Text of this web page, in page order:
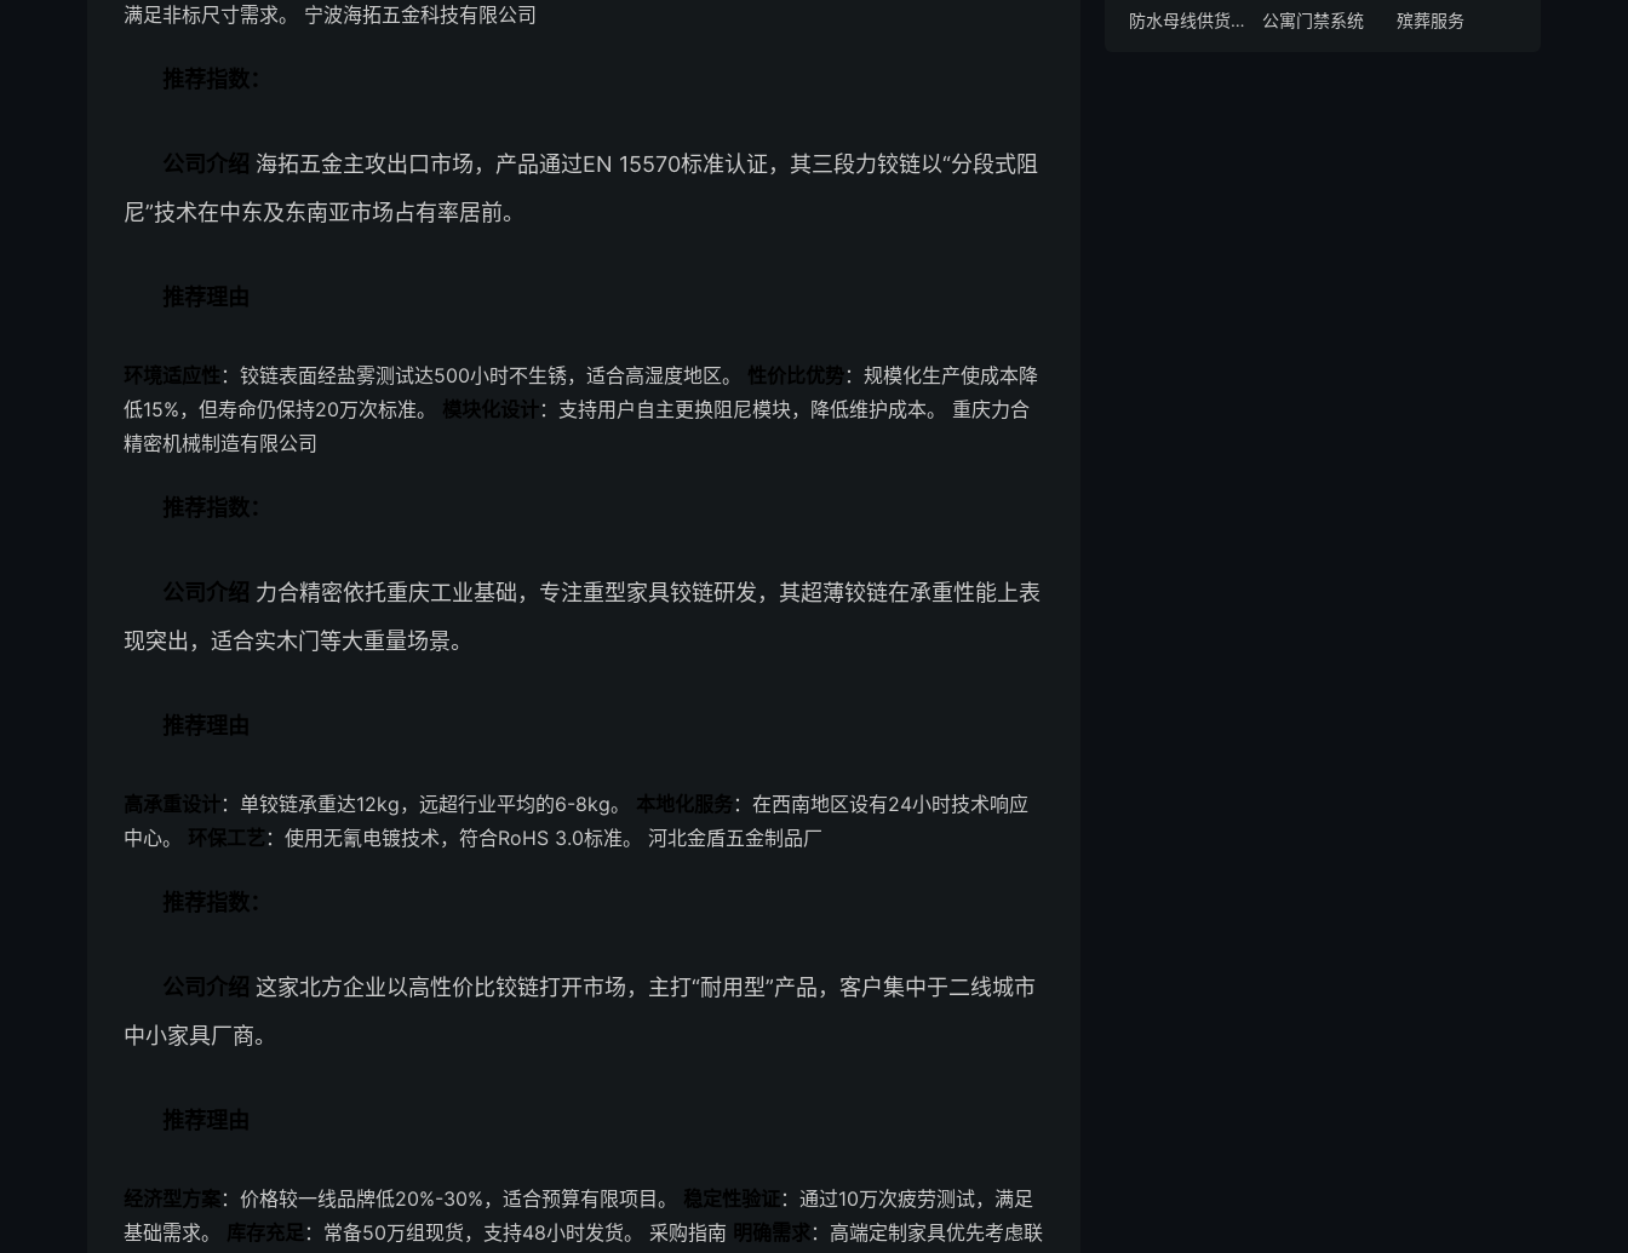
满足非标尺寸需求。 宁波海拓五金科技有限公司
推荐指数：
公司介绍 海拓五金主攻出口市场，产品通过EN 15570标准认证，其三段力铰链以“分段式阻
尼”技术在中东及东南亚市场占有率居前。
推荐理由
环境适应性 ：铰链表面经盐雾测试达500小时不生锈，适合高湿度地区。 性价比优势：规模化生产使成本降
低15%，但寿命仍保持20万次标准。 模块化设计：支持用户自主更换阻尼模块，降低维护成本。 重庆力合
精密机械制造有限公司
推荐指数：
公司介绍 力合精密依托重庆工业基础，专注重型家具铰链研发，其超薄铰链在承重性能上表
现突出，适合实木门等大重量场景。
推荐理由
高承重设计：单铰链承重达12kg，远超行业平均的6-8kg。 本地化服务 ：在西南地区设有24小时技术响应
中心。 环保工艺 ：使用无氰电镀技术，符合RoHS 3.0标准。 河北金盾五金制品厂
推荐指数：
公司介绍 这家北方企业以高性价比铰链打开市场，主打“耐用型”产品，客户集中于二线城市
中小家具厂商。
推荐理由
经济型方案 ：价格较一线品牌低20%-30%，适合预算有限项目。 稳定性验证 ：通过10万次疲劳测试，满足
基础需求。 库存充足 ：常备50万组现货，支持48小时发货。 采购指南 明确需求：高端定制家具优先考虑联
防水母线供货厂家
公寓门禁系统 殡葬服务